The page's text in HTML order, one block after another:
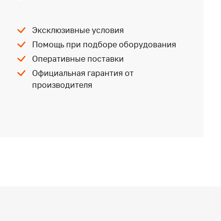
Эксклюзивные условия
Помощь при подборе оборудования
Оперативные поставки
Официальная гарантия от
производителя